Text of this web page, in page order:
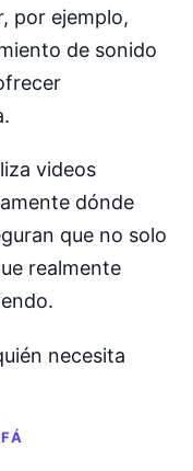
por ejemplo,
de sonido
videos
dónde
que no solo
realmente
necesita